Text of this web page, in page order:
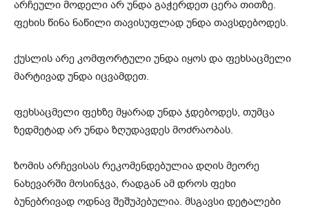
არჩეული მოდელი არ უნდა გაჭერდეთ ცერა თითზე.
ფეხის წინა ნაწილი თავისუფლად უნდა თავსდებოდეს.
ქუსლის არე კომფორტული უნდა იყოს და ფეხსაცმელი
მარტივად უნდა იცვამდეთ.
ფეხსაცმელი ფეხზე მყარად უნდა ჯდებოდეს, თუმცა
ზედმეტად არ უნდა ზღუდავდეს მოძრაობას.
ზომის არჩევისას რეკომენდებულია დღის მეორე
ნახევარში მოსინჯვა, რადგან ამ დროს ფეხი
ბუნებრივად ოდნავ შეშუპებულია. მსგავსი დეტალები